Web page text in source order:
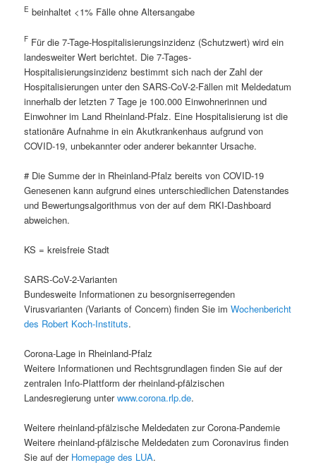
E beinhaltet <1% Fälle ohne Altersangabe
F Für die 7-Tage-Hospitalisierungsinzidenz (Schutzwert) wird ein
landesweiter Wert berichtet. Die 7-Tages-
Hospitalisierungsinzidenz bestimmt sich nach der Zahl der
Hospitalisierungen unter den SARS-CoV-2-Fällen mit Meldedatum
innerhalb der letzten 7 Tage je 100.000 Einwohnerinnen und
Einwohner im Land Rheinland-Pfalz. Eine Hospitalisierung ist die
stationäre Aufnahme in ein Akutkrankenhaus aufgrund von
COVID-19, unbekannter oder anderer bekannter Ursache.
# Die Summe der in Rheinland-Pfalz bereits von COVID-19
Genesenen kann aufgrund eines unterschiedlichen Datenstandes
und Bewertungsalgorithmus von der auf dem RKI-Dashboard
abweichen.
KS = kreisfreie Stadt
SARS-CoV-2-Varianten
Bundesweite Informationen zu besorgniserregenden
Virusvarianten (Variants of Concern) finden Sie imWochenbericht
des Robert Koch-Instituts.
Corona-Lage in Rheinland-Pfalz
Weitere Informationen und Rechtsgrundlagen finden Sie auf der
zentralen Info-Plattform der rheinland-pfälzischen
Landesregierung unterwww.corona.rlp.de.
Weitere rheinland-pfälzische Meldedaten zur Corona-Pandemie
Weitere rheinland-pfälzische Meldedaten zum Coronavirus finden
Sie auf der Homepage des LUA.